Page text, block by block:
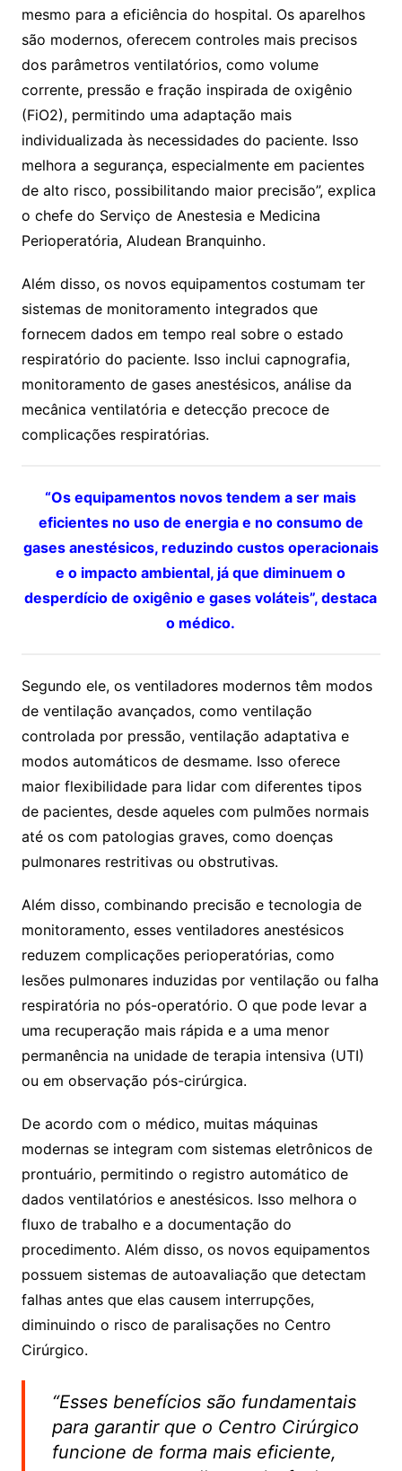
mesmo para a eficiência do hospital. Os aparelhos
são modernos, oferecem controles mais precisos
dos parâmetros ventilatórios, como volume
corrente, pressão e fração inspirada de oxigênio
(FiO2), permitindo uma adaptação mais
individualizada às necessidades do paciente. Isso
melhora a segurança, especialmente em pacientes
de alto risco, possibilitando maior precisão”, explica
o chefe do Serviço de Anestesia e Medicina
Perioperatória, Aludean Branquinho.
Além disso, os novos equipamentos costumam ter
sistemas de monitoramento integrados que
fornecem dados em tempo real sobre o estado
respiratório do paciente. Isso inclui capnografia,
monitoramento de gases anestésicos, análise da
mecânica ventilatória e detecção precoce de
complicações respiratórias.
“Os equipamentos novos tendem a ser mais
eficientes no uso de energia e no consumo de
gases anestésicos, reduzindo custos operacionais
e o impacto ambiental, já que diminuem o
desperdício de oxigênio e gases voláteis”, destaca
o médico.
Segundo ele, os ventiladores modernos têm modos
de ventilação avançados, como ventilação
controlada por pressão, ventilação adaptativa e
modos automáticos de desmame. Isso oferece
maior flexibilidade para lidar com diferentes tipos
de pacientes, desde aqueles com pulmões normais
até os com patologias graves, como doenças
pulmonares restritivas ou obstrutivas.
Além disso, combinando precisão e tecnologia de
monitoramento, esses ventiladores anestésicos
reduzem complicações perioperatórias, como
lesões pulmonares induzidas por ventilação ou falha
respiratória no pós-operatório. O que pode levar a
uma recuperação mais rápida e a uma menor
permanência na unidade de terapia intensiva (UTI)
ou em observação pós-cirúrgica.
De acordo com o médico, muitas máquinas
modernas se integram com sistemas eletrônicos de
prontuário, permitindo o registro automático de
dados ventilatórios e anestésicos. Isso melhora o
fluxo de trabalho e a documentação do
procedimento. Além disso, os novos equipamentos
possuem sistemas de autoavaliação que detectam
falhas antes que elas causem interrupções,
diminuindo o risco de paralisações no Centro
Cirúrgico.
“Esses benefícios são fundamentais
para garantir que o Centro Cirúrgico
funcione de forma mais eficiente,